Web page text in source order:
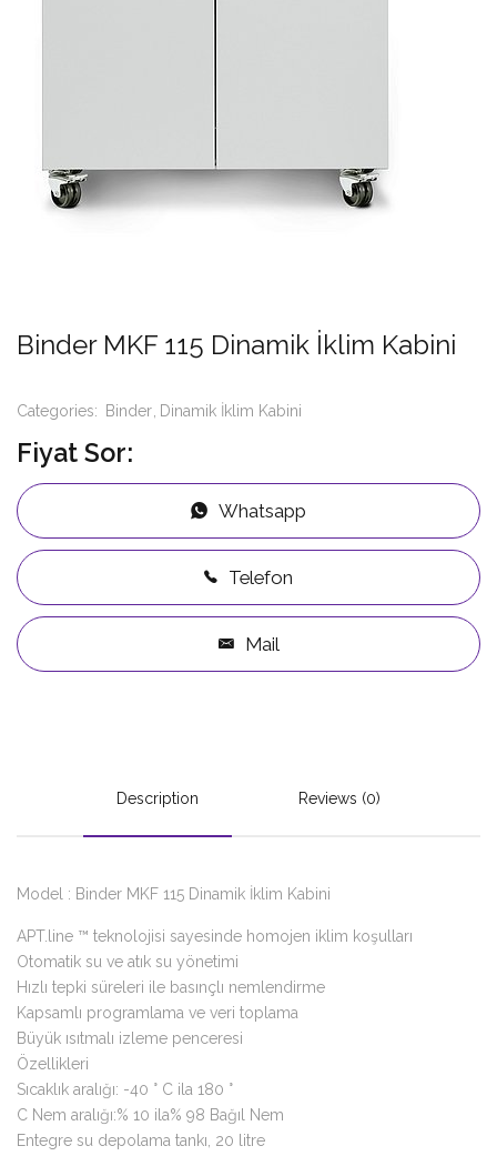
Binder MKF 115 Dinamik İklim Kabini
Categories: Binder Dinamik İklim Kabini
Fiyat Sor:
Whatsapp
Telefon
Mail
Description Reviews (0)
Model : Binder MKF 115 Dinamik İklim Kabini
APT.line ™ teknolojisi sayesinde homojen iklim koşulları
Otomatik su ve atık su yönetimi
Hızlı tepki süreleri ile basınçlı nemlendirme
Kapsamlı programlama ve veri toplama
Büyük ısıtmalı izleme penceresi
Özellikleri
Sıcaklık aralığı: -40 ° C ila 180 °
C Nem aralığı:% 10 ila% 98 Bağıl Nem
Entegre su depolama tankı, 20 litre